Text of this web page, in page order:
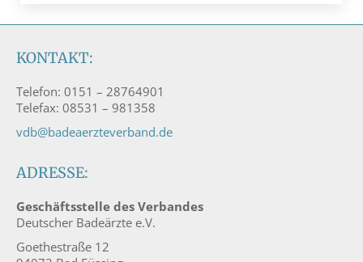
KONTAKT:
Telefon: 0151 – 28764901
Telefax: 08531 – 981358
vdb@badeaerzteverband.de
ADRESSE:
Geschäftsstelle des Verbandes
Deutscher Badeärzte e.V.
Goethestraße 12